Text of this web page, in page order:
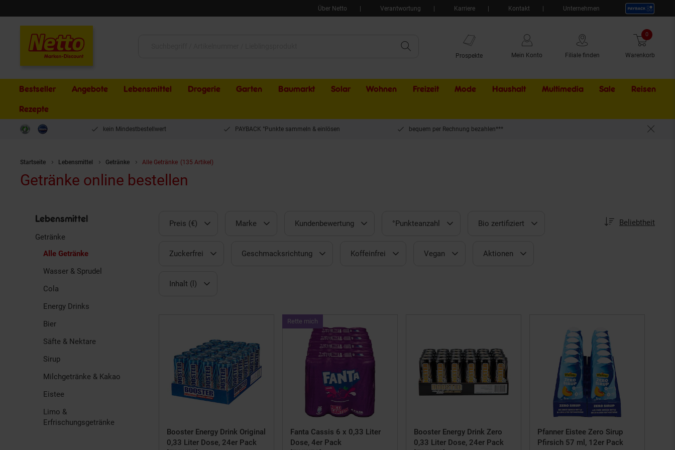
Über Netto Verantwortung Karriere Kontakt Unternehmen
Prospekte Mein Konto Filiale finden Warenkorb
0 Artikel
Bestseller Angebote Lebensmittel Drogerie Garten Baumarkt Solar Wohnen Freizeit Mode Haushalt Multimedia Sale Externer
Reisen
Rezepte
kein Mindestbestellwert PAYBACK °Punkte sammeln & einlösen bequem per Rechnung bezahlen***
Startseite Lebensmittel Getränke Alle Getränke (135 Artikel)
Getränke online bestellen
Lebensmittel
Getränke
Alle Getränke
Wasser & Sprudel
Cola
Energy Drinks
Bier
Säfte & Nektare
Sirup
Milchgetränke & Kakao
Eistee
Limo &
Erfrischungsgetränke
Preis (€) Marke Kundenbewertung °Punkteanzahl Bio zertifiziert
Zuckerfrei Geschmacksrichtung Koffeinfrei Vegan Aktionen
Inhalt (l)
SortierungSortierung:
Beliebtheit
Booster Energy Drink Original
0,33 Liter Dose, 24er Pack
Fanta Cassis 6 x 0,33 Liter
Dose, 4er Pack
Rette michKampagnen
ArtikelRette
mich
Booster Energy Drink Zero
0,33 Liter Dose, 24er Pack
Pfanner Eistee Zero Sirup
Pfirsich 57 ml, 12er Pack